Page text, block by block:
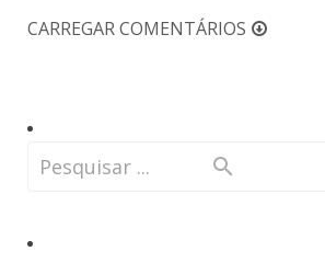
CARREGAR COMENTÁRIOS